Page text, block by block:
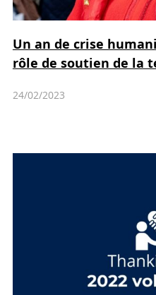
Un an de crise
rôle de soutien de la
24/02/2023